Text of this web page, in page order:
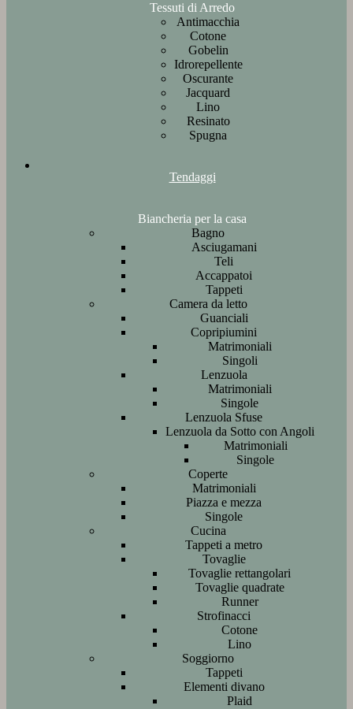
Tessuti di Arredo
Antimacchia
Cotone
Gobelin
Idrorepellente
Oscurante
Jacquard
Lino
Resinato
Spugna
Tendaggi
Biancheria per la casa
Bagno
Asciugamani
Teli
Accappatoi
Tappeti
Camera da letto
Guanciali
Copripiumini
Matrimoniali
Singoli
Lenzuola
Matrimoniali
Singole
Lenzuola Sfuse
Lenzuola da Sotto con Angoli
Matrimoniali
Singole
Coperte
Matrimoniali
Piazza e mezza
Singole
Cucina
Tappeti a metro
Tovaglie
Tovaglie rettangolari
Tovaglie quadrate
Runner
Strofinacci
Cotone
Lino
Soggiorno
Tappeti
Elementi divano
Plaid